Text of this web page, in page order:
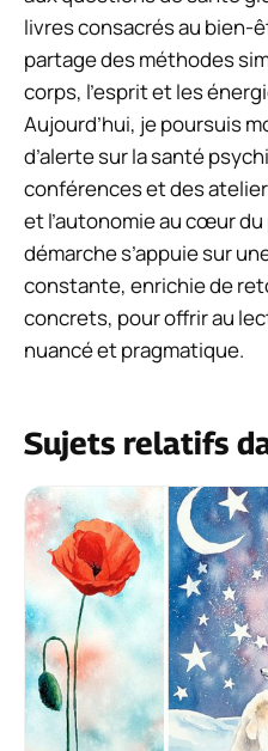
livres consacrés au bien-
partage des méthodes
corps, l’esprit et les
Aujourd’hui, je poursuis
d’alerte sur la santé
conférences et des
et l’autonomie au cœur
démarche s’appuie sur
constante, enrichie de
concrets, pour offrir au
nuancé et pragmatique.
Sujets relatifs